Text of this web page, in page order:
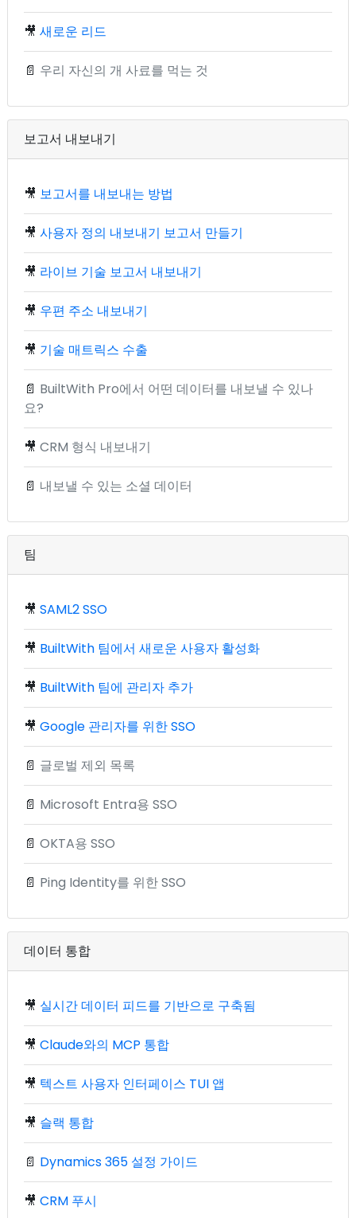
🎥 새로운 리드
📄 우리 자신의 개 사료를 먹는 것
보고서 내보내기
🎥 보고서를 내보내는 방법
🎥 사용자 정의 내보내기 보고서 만들기
🎥 라이브 기술 보고서 내보내기
🎥 우편 주소 내보내기
🎥 기술 매트릭스 수출
📄 BuiltWith Pro에서 어떤 데이터를 내보낼 수 있나
요?
🎥 CRM 형식 내보내기
📄 내보낼 수 있는 소셜 데이터
팀
🎥 SAML2 SSO
🎥 BuiltWith 팀에서 새로운 사용자 활성화
🎥 BuiltWith 팀에 관리자 추가
🎥 Google 관리자를 위한 SSO
📄 글로벌 제외 목록
📄 Microsoft Entra용 SSO
📄 OKTA용 SSO
📄 Ping Identity를 위한 SSO
데이터 통합
🎥 실시간 데이터 피드를 기반으로 구축됨
🎥 Claude와의 MCP 통합
🎥 텍스트 사용자 인터페이스 TUI 앱
🎥 슬랙 통합
📄 Dynamics 365 설정 가이드
🎥 CRM 푸시